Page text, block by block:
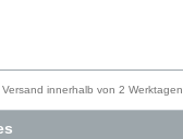
Versand innerhalb von 2 Werktagen